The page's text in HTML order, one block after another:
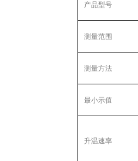
产品型号
测量范围
测量方法
最小示值
升温速率